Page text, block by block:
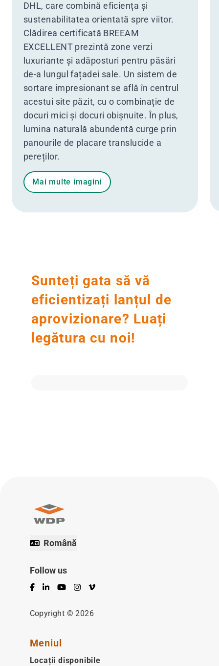
DHL, care combină eficiența și
sustenabilitatea orientată spre viitor.
Clădirea certificată BREEAM
EXCELLENT prezintă zone verzi
luxuriante și adăposturi pentru păsări
de-a lungul fațadei sale. Un sistem de
sortare impresionant se află în centrul
acestui site păzit, cu o combinație de
docuri mici și docuri obișnuite. În plus,
lumina naturală abundentă curge prin
panourile de placare translucide a
pereților.
Mai multe imagini
Sunteți gata să vă
eficientizați lanțul de
aprovizionare? Luați
legătura cu noi!
Română
Follow us
Facebook
LinkedInYouTubeInstagram
Vimeo
Copyright © 2026
Meniul
Locații disponibile